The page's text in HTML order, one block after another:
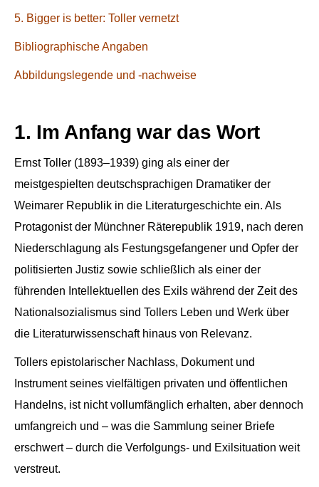
5. Bigger is better: Toller vernetzt
Bibliographische Angaben
Abbildungslegende und -nachweise
1. Im Anfang war das Wort
Ernst Toller (1893–1939) ging als einer der
meistgespielten deutschsprachigen Dramatiker der
Weimarer Republik in die Literaturgeschichte ein. Als
Protagonist der Münchner Räterepublik 1919, nach deren
Niederschlagung als Festungsgefangener und Opfer der
politisierten Justiz sowie schließlich als einer der
führenden Intellektuellen des Exils während der Zeit des
Nationalsozialismus sind Tollers Leben und Werk über
die Literaturwissenschaft hinaus von Relevanz.
Tollers epistolarischer Nachlass, Dokument und
Instrument seines vielfältigen privaten und öffentlichen
Handelns, ist nicht vollumfänglich erhalten, aber dennoch
umfangreich und – was die Sammlung seiner Briefe
erschwert – durch die Verfolgungs- und Exilsituation weit
verstreut.